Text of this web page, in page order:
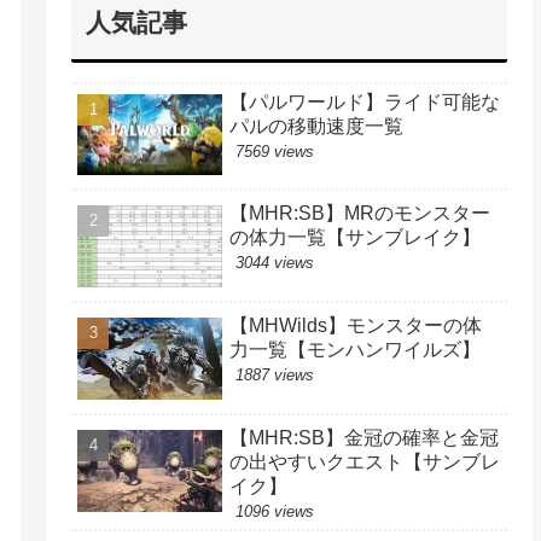
人気記事
【パルワールド】ライド可能な
パルの移動速度一覧
7569 views
【MHR:SB】MRのモンスター
の体力一覧【サンブレイク】
3044 views
【MHWilds】モンスターの体
力一覧【モンハンワイルズ】
1887 views
【MHR:SB】金冠の確率と金冠
の出やすいクエスト【サンブレ
イク】
1096 views